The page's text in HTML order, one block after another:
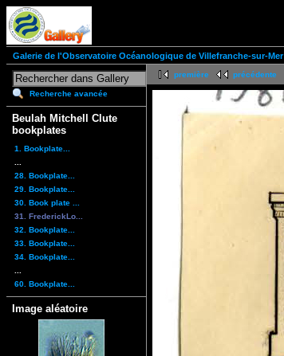
Galerie de l'Observatoire Océanologique de Villefranche-sur-Mer
Recherche avancée
Beulah Mitchell Clute
bookplates
1. Bookplate...
28. Bookplate...
29. Bookplate...
30. Book plate ...
31. FrederickLo...
32. Bookplate...
33. Bookplate...
34. Bookplate...
60. Bookplate...
Image aléatoire
première précédente